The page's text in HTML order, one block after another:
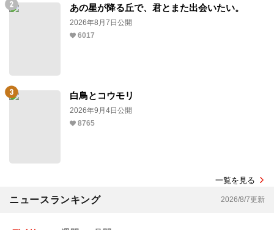
あの星が降る丘で、君とまた出会いたい。
2026年8月7日公開
6017
白鳥とコウモリ
2026年9月4日公開
8765
一覧を見る
ニュースランキング 2026/8/7更新